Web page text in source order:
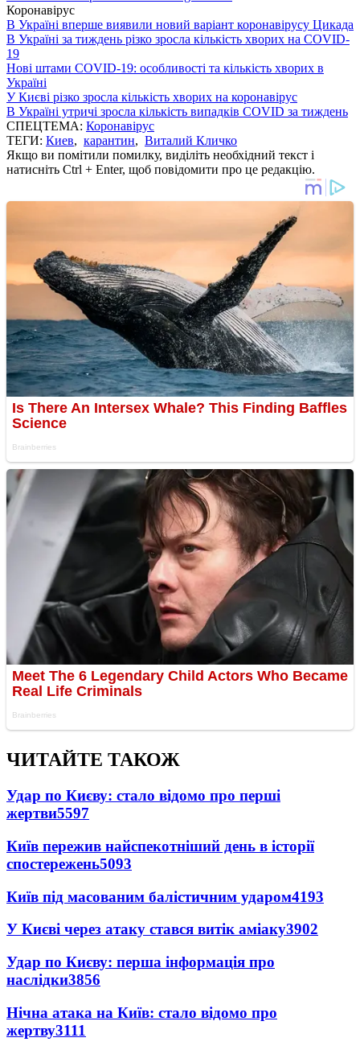
Коронавірус
В Україні вперше виявили новий варіант коронавірусу Цикада
В Україні за тиждень різко зросла кількість хворих на COVID-
19
Нові штами COVID-19: особливості та кількість хворих в
Україні
У Києві різко зросла кількість хворих на коронавірус
В Україні утричі зросла кількість випадків COVID за тиждень
СПЕЦТЕМА: Коронавірус
ТЕГИ: Киев, карантин, Виталий Кличко
Якщо ви помітили помилку, виділіть необхідний текст і
натисніть Ctrl + Enter, щоб повідомити про це редакцію.
ЧИТАЙТЕ ТАКОЖ
Удар по Києву: стало відомо про перші
жертви5597
Київ пережив найспекотніший день в історії
спостережень5093
Київ під масованим балістичним ударом4193
У Києві через атаку стався витік аміаку3902
Удар по Києву: перша інформація про
наслідки3856
Нічна атака на Київ: стало відомо про
жертву3111